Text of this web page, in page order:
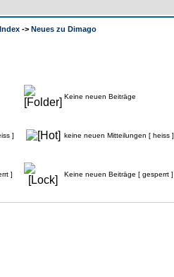
-> Neues zu Dimago
Keine neuen Beiträge
] keine neuen Mitteilungen [ heiss ]
] Keine neuen Beiträge [ gesperrt ]